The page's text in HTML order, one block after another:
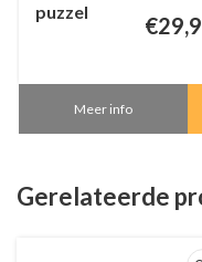
puzzel
Meer info
Gerelateerde